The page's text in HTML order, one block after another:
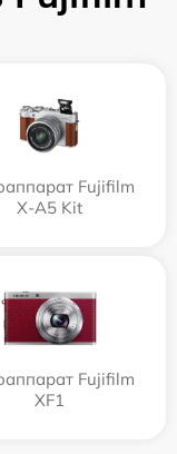
Fujifilm
X-A5 Kit
Fujifilm
XF1